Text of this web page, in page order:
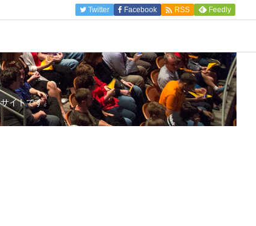
Twitter Facebook  RSS Feedly
イトです。